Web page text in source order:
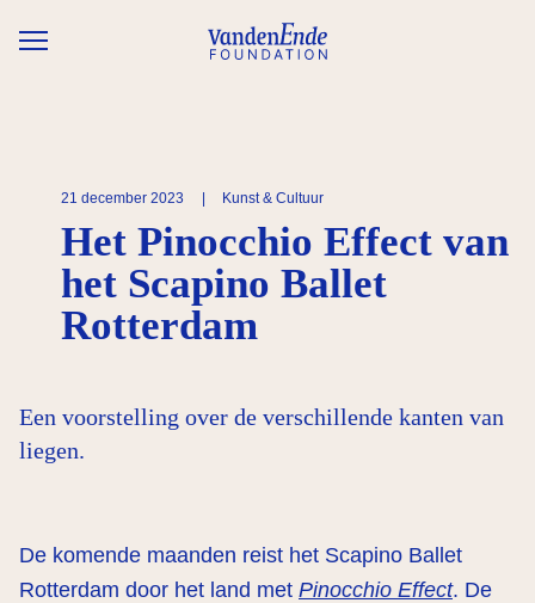
Overslaan en naar de inhoud gaan
21 december 2023 Kunst & Cultuur
Het Pinocchio Effect van
het Scapino Ballet
Rotterdam
Een voorstelling over de verschillende kanten van
liegen.
De komende maanden reist het Scapino Ballet
Rotterdam door het land met Pinocchio Effect. De